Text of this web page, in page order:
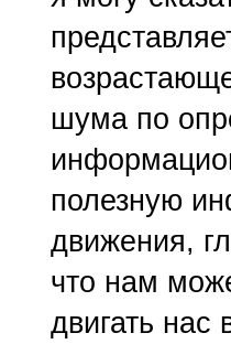
шума по
полезную
движения,
что нам
двигать нас